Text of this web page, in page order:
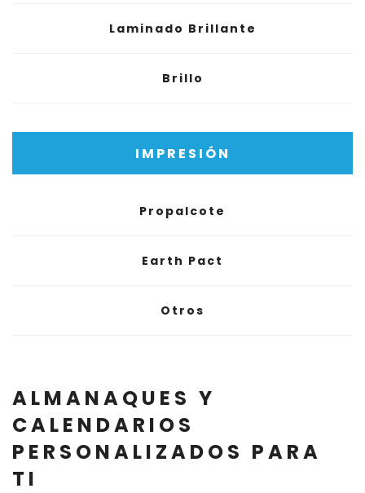
Laminado Brillante
Brillo
IMPRESIÓN
Propalcote
Earth Pact
Otros
ALMANAQUES Y
CALENDARIOS
PERSONALIZADOS PARA
TI